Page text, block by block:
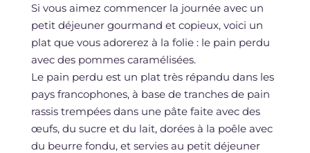
Si vous aimez commencer la journée avec un
petit déjeuner gourmand et copieux, voici un
plat que vous adorerez à la folie : le pain perdu
avec des pommes caramélisées.
Le pain perdu est un plat très répandu dans les
pays francophones, à base de tranches de pain
rassis trempées dans une pâte faite avec des
œufs, du sucre et du lait, dorées à la poêle avec
du beurre fondu, et servies au petit déjeuner